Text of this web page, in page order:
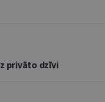
privāto dzīvi